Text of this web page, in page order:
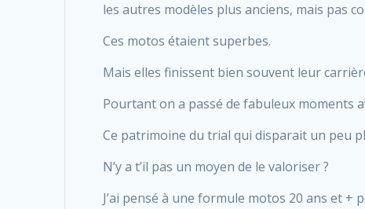
les autres modèles plus anciens, mais pas
Ces motos étaient superbes.
Mais elles finissent bien souvent leur
Pourtant on a passé de fabuleux moments
Ce patrimoine du trial qui disparait un peu
N’y a t’il pas un moyen de le valoriser ?
J’ai pensé à une formule motos 20 ans et +